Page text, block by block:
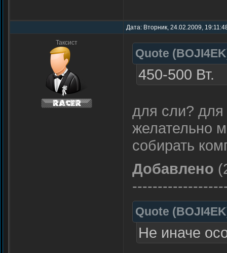
Дата: Вторник, 24.02.2009,
Таксист
Quote (BOJI4EK
450-500 Вт.
для сли? для
желательно
собирать
Добавлено
Quote (BOJI4EK
Не иначе